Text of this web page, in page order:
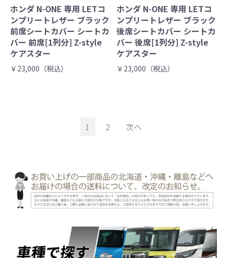
ホンダ N-ONE 専用 LETコ
ンプリートレザー ブラック
前席シートカバー シートカ
バー 前席[1列分] Z-style
ケアスター
￥23,000（税込）
ホンダ N-ONE 専用 LETコ
ンプリートレザー ブラック
後席シートカバー シートカ
バー 後席[1列分] Z-style
ケアスター
￥23,000（税込）
1 2 次へ